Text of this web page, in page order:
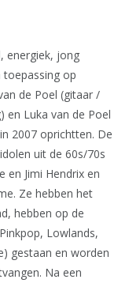
energiek, jong
op
de Poel (gitaar /
en Luka van de Poel
2007 oprichtten. De
uit de 60s/70s
en Jimi Hendrix en
Ze hebben het
hebben op de
Lowlands,
gestaan en worden
Na een